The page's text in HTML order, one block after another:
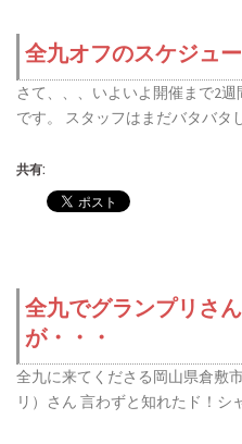
全九オフのスケジュ
さて、、、いよいよ開催まで2
です。 スタッフはまだバタバタ
共有:
全九でグランプリさ
が・・・
全九に来てくださる岡山県倉敷
リ）さん 言わずと知れたド！シ